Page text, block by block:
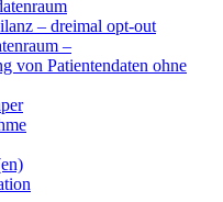
– dreimal opt-out
–
von Patientendaten ohne